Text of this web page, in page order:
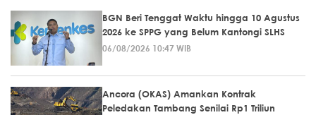
BGN Beri Tenggat Waktu hingga 10 Agustus
2026 ke SPPG yang Belum Kantongi SLHS
06/08/2026 10:47 WIB
Ancora (OKAS) Amankan Kontrak
Peledakan Tambang Senilai Rp1 Triliun